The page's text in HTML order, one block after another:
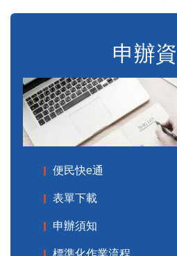
申辦
便民快e通
表單下載
申辦須知
標準化作業流程